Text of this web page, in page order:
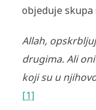
objeduje skupa
Allah,
drugima. Ali
koji su u
[1]